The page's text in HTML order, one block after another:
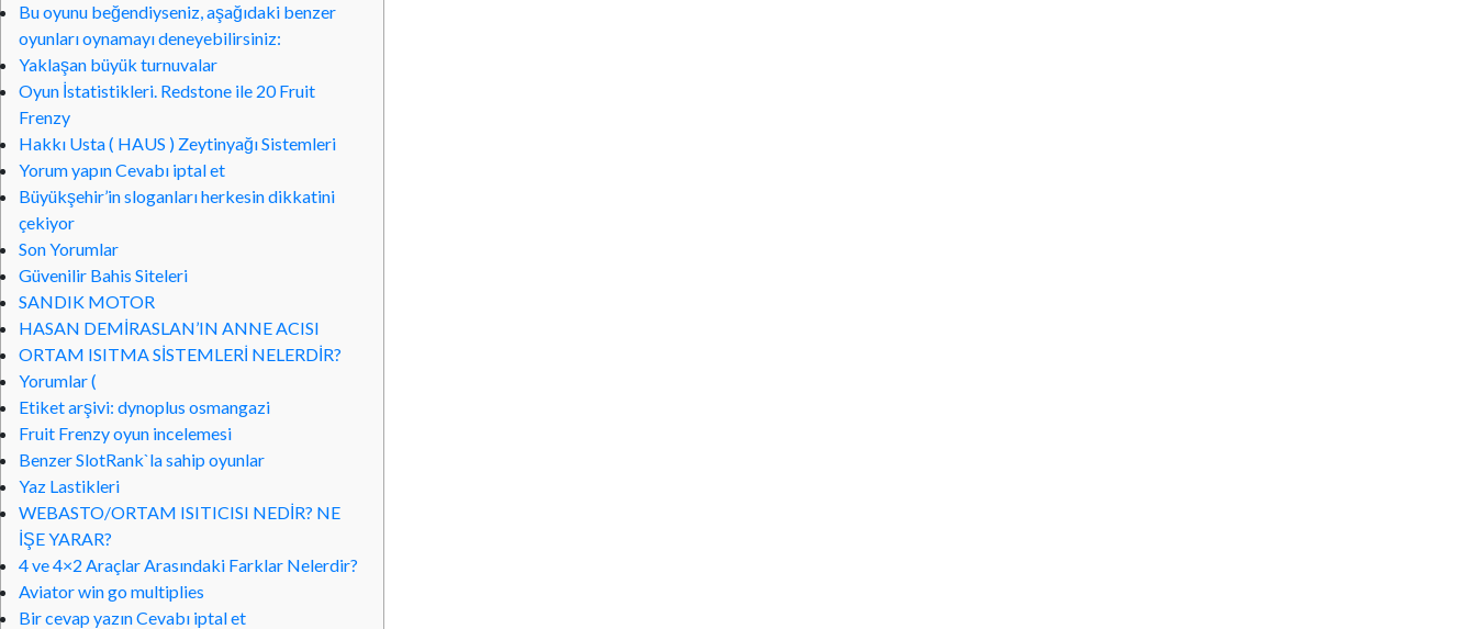
Bu oyunu beğendiyseniz, aşağıdaki benzer
oyunları oynamayı deneyebilirsiniz:
Yaklaşan büyük turnuvalar
Oyun İstatistikleri. Redstone ile 20 Fruit
Frenzy
Hakkı Usta ( HAUS ) Zeytinyağı Sistemleri
Yorum yapın Cevabı iptal et
Büyükşehir’in sloganları herkesin dikkatini
çekiyor
Son Yorumlar
Güvenilir Bahis Siteleri
SANDIK MOTOR
HASAN DEMİRASLAN’IN ANNE ACISI
ORTAM ISITMA SİSTEMLERİ NELERDİR?
Yorumlar (
Etiket arşivi: dynoplus osmangazi
Fruit Frenzy oyun incelemesi
Benzer SlotRank`la sahip oyunlar
Yaz Lastikleri
WEBASTO/ORTAM ISITICISI NEDİR? NE
İŞE YARAR?
4 ve 4×2 Araçlar Arasındaki Farklar Nelerdir?
Aviator win go multiplies
Bir cevap yazın Cevabı iptal et